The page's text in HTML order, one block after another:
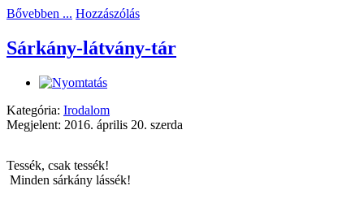
Bővebben ... Hozzászólás
Sárkány-látvány-tár
Kategória: Irodalom
Megjelent: 2016. április 20. szerda
Tessék, csak tessék!
Minden sárkány lássék!